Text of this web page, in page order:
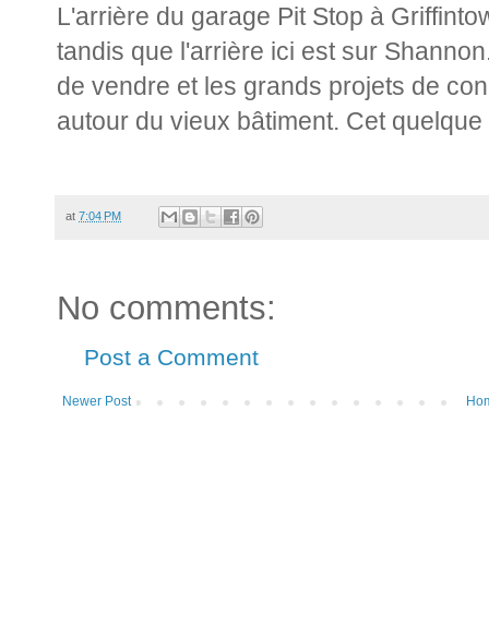
L'arrière du garage Pit Stop à
tandis que l'arrière ici est sur
de vendre et les grands projets de
autour du vieux bâtiment. Cet
at 7:04 PM
No comments:
Post a Comment
Newer Post